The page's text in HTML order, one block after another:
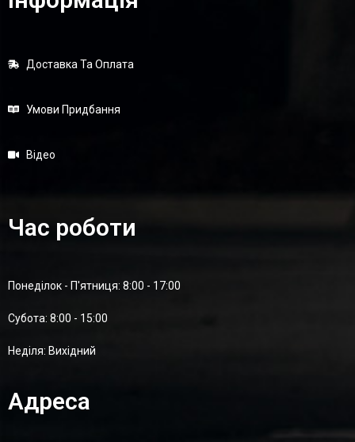
Доставка Та Оплата
Умови Придбання
Відео
Час роботи
Понеділок - П'ятниця: 8:00 - 17:00
Суботa: 8:00 - 15:00
Неділя: Вихідний
Адреса